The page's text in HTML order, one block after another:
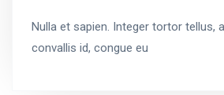
Nulla et sapien. Integer tortor tellus,
convallis id, congue eu